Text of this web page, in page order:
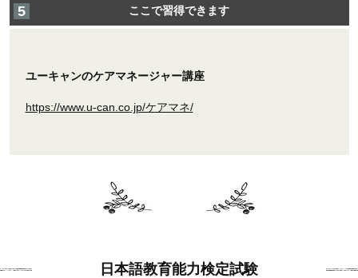
ここで習得できます
ユーキャンのケアマネージャー講座
https://www.u-can.co.jp/ケアマネ/
日本語教育能力検定試験